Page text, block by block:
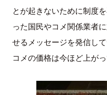
とが起きないために制度
った国民やコメ関係業者
せるメッセージを発信し
コメの価格は今ほど上が